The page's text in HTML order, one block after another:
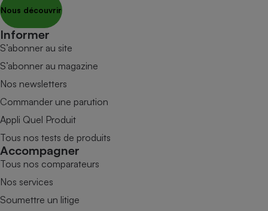
Nous découvrir
Informer
S’abonner au site
S’abonner au magazine
Nos newsletters
Commander une parution
Appli Quel Produit
Tous nos tests de produits
Accompagner
Tous nos comparateurs
Nos services
Soumettre un litige